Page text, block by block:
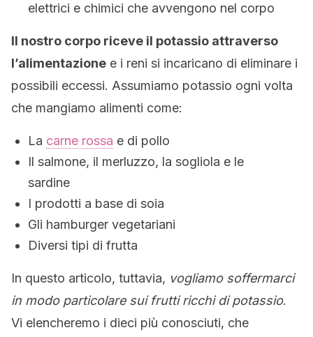
elettrici e chimici che avvengono nel corpo
Il nostro corpo riceve il potassio attraverso
l’alimentazione e i reni si incaricano di eliminare i
possibili eccessi. Assumiamo potassio ogni volta
che mangiamo alimenti come:
La carne rossa e di pollo
Il salmone, il merluzzo, la sogliola e le
sardine
I prodotti a base di soia
Gli hamburger vegetariani
Diversi tipi di frutta
In questo articolo, tuttavia, vogliamo soffermarci
in modo particolare sui frutti ricchi di potassio.
Vi elencheremo i dieci più conosciuti, che